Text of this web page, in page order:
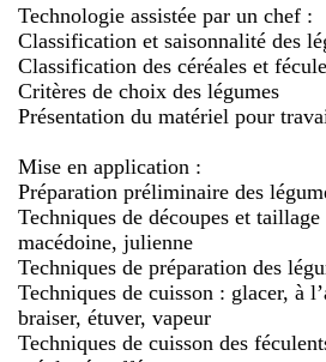
Technologie assistée par un chef :
Classification et saisonnalité des
Classification des céréales et
Critères de choix des légumes
Présentation du matériel pour
Mise en application :
Préparation préliminaire des
Techniques de découpes et
macédoine, julienne
Techniques de préparation des
Techniques de cuisson : glacer, à
braiser, étuver, vapeur
Techniques de cuisson des